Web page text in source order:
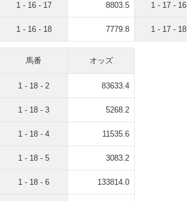
1 - 16 - 17 8803.5
1 - 16 - 18 7779.8
1 - 17 - 16
1 - 17 - 18
馬番 オッズ
1 - 18 - 2 83633.4
1 - 18 - 3 5268.2
1 - 18 - 4 11535.6
1 - 18 - 5 3083.2
1 - 18 - 6 133814.0